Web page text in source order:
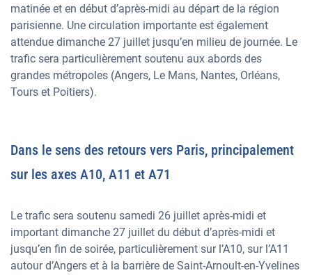
matinée et en début d’après-midi au départ de la région
parisienne. Une circulation importante est également
attendue dimanche 27 juillet jusqu’en milieu de journée. Le
trafic sera particulièrement soutenu aux abords des
grandes métropoles (Angers, Le Mans, Nantes, Orléans,
Tours et Poitiers).
Dans le sens des retours vers Paris, principalement
sur les axes A10, A11 et A71
Le trafic sera soutenu samedi 26 juillet après-midi et
important dimanche 27 juillet du début d’après-midi et
jusqu’en fin de soirée, particulièrement sur l’A10, sur l’A11
autour d’Angers et à la barrière de Saint-Arnoult-en-Yvelines